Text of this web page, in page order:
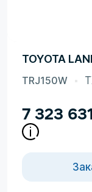
TOYOTA
TRJ150W
7 323 631